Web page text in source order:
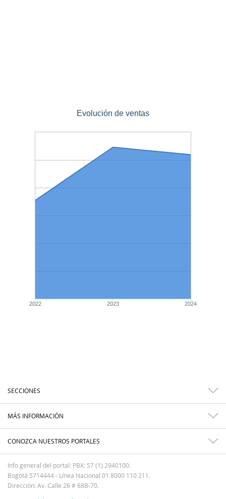
Evolución de ventas
2022 2023 2024
SECCIONES
MÁS INFORMACIÓN
CONOZCA NUESTROS PORTALES
Info general del portal: PBX: 57 (1) 2940100.
Bogotá 5714444 - Línea Nacional 01 8000 110 211.
Dirección: Av. Calle 26 # 68B-70.